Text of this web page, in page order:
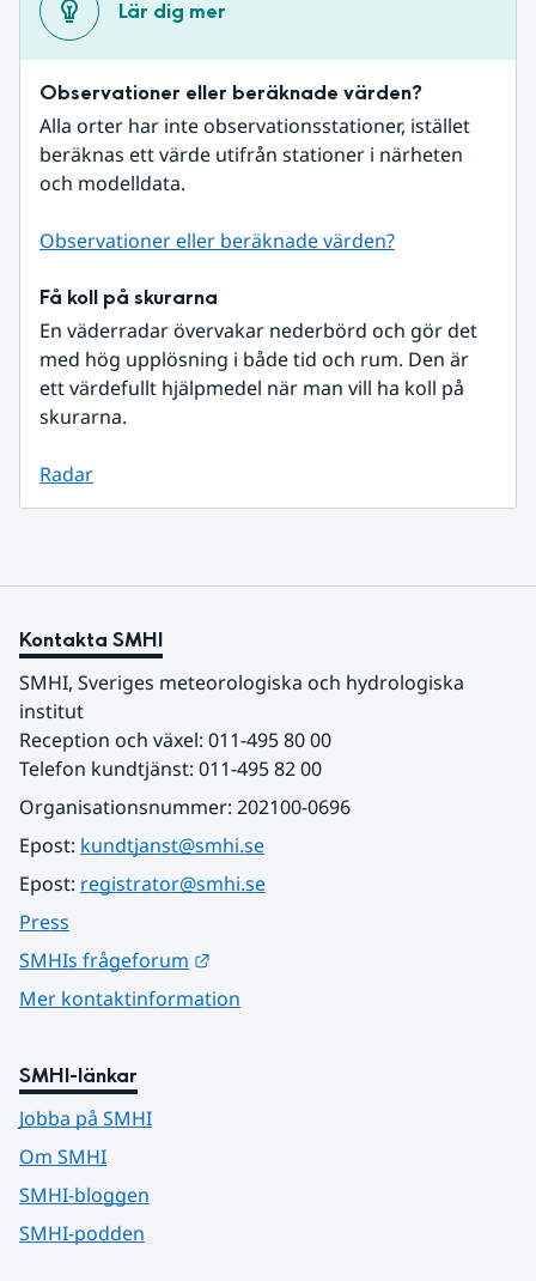
Lär dig mer
Observationer eller beräknade värden?
Alla orter har inte observationsstationer, istället
beräknas ett värde utifrån stationer i närheten
och modelldata.
Observationer eller beräknade värden?
Få koll på skurarna
En väderradar övervakar nederbörd och gör det
med hög upplösning i både tid och rum. Den är
ett värdefullt hjälpmedel när man vill ha koll på
skurarna.
Radar
Kontakta SMHI
SMHI, Sveriges meteorologiska och hydrologiska
institut
Reception och växel: 011-495 80 00
Telefon kundtjänst: 011-495 82 00
Organisationsnummer: 202100-0696
Epost: kundtjanst@smhi.se
Epost: registrator@smhi.se
Press
SMHIs frågeforum
Mer kontaktinformation
SMHI-länkar
Jobba på SMHI
Om SMHI
SMHI-bloggen
SMHI-podden